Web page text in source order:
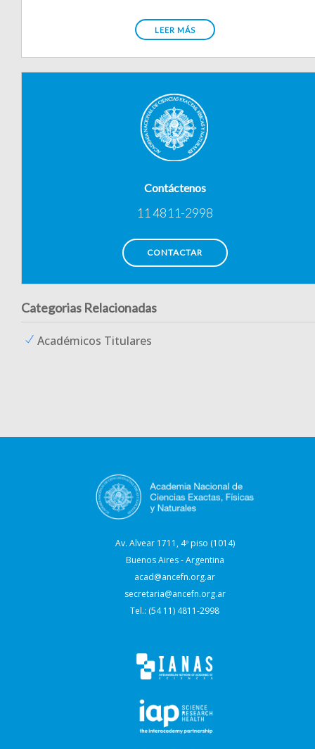
LEER MÁS
Contáctenos
11 4811-2998
CONTACTAR
Categorias Relacionadas
Académicos Titulares
Av. Alvear 1711, 4º piso (1014)
Buenos Aires - Argentina
acad@ancefn.org.ar
secretaria@ancefn.org.ar
Tel.: (54 11) 4811-2998